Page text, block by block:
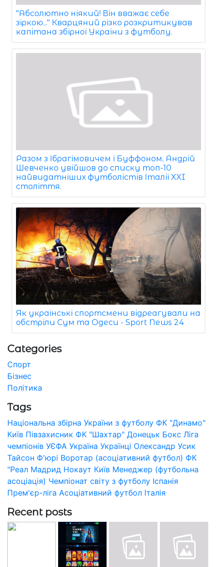
"Абсолютно ніякий! Він вважає себе
зіркою..." Кварцяний різко розкритикував
капітана збірної України з футболу.
Разом з Ібрагімовичем і Буффоном, Андрій
Шевченко увійшов до списку топ-10
найвидатніших футболістів Італії XXI
століття.
Як українські спортсмени відреагували на
обстріли Сум та Одеси - Sport News 24
Categories
Спорт
Бізнес
Політика
Tags
Національна збірна України з футболу ФК "Динамо"
Київ Півзахисник ФК "Шахтар" Донецьк Бокс Ліга
чемпіонів УЄФА Україна Українці Олександр Усик
Тайсон Ф'юрі Воротар (асоціативний футбол) ФК
"Реал Мадрид Нокаут Київ Менеджер (футбольна
асоціація) Чемпіонат світу з футболу Іспанія
Прем'єр-ліга Асоціативний футбол Італія
Recent posts